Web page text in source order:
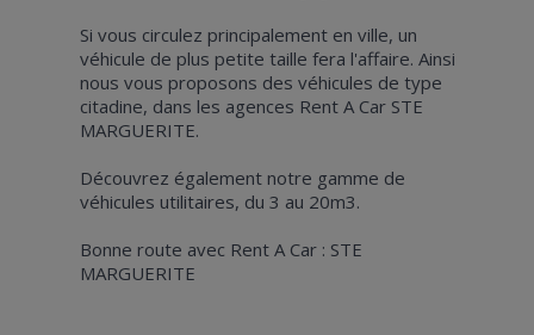
Si vous circulez principalement en ville, un
véhicule de plus petite taille fera l'affaire. Ainsi
nous vous proposons des véhicules de type
citadine, dans les agences Rent A Car STE
MARGUERITE.
Découvrez également notre gamme de
véhicules utilitaires, du 3 au 20m3.
Bonne route avec Rent A Car : STE
MARGUERITE